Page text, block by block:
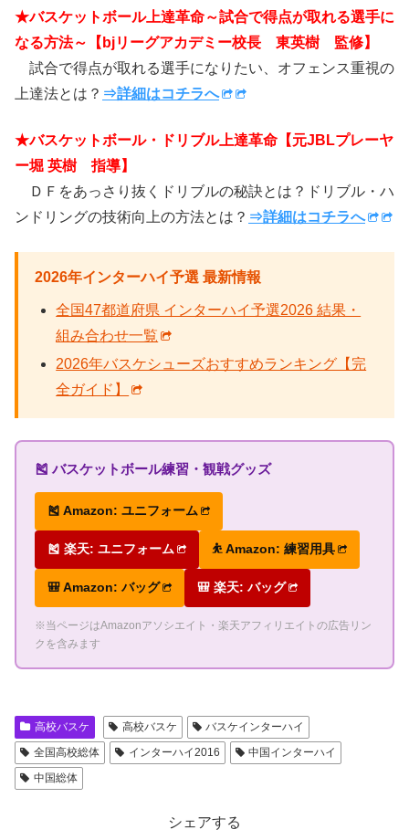
★バスケットボール上達革命～試合で得点が取れる選手に
なる方法～【bjリーグアカデミー校長 東英樹 監修】
試合で得点が取れる選手になりたい、オフェンス重視の
上達法とは？ ⇒詳細はコチラへ
★バスケットボール・ドリブル上達革命【元JBLプレーヤ
ー堀 英樹 指導】
ＤＦをあっさり抜くドリブルの秘訣とは？ドリブル・ハ
ンドリングの技術向上の方法とは？ ⇒詳細はコチラへ
2026年インターハイ予選 最新情報
全国47都道府県 インターハイ予選2026 結果・
組み合わせ一覧
2026年バスケシューズおすすめランキング【完
全ガイド】
🎽 バスケットボール練習・観戦グッズ
🎽 Amazon: ユニフォーム
🎽 楽天: ユニフォーム ⛹ Amazon: 練習用具
🎒 Amazon: バッグ 🎒 楽天: バッグ
※当ページはAmazonアソシエイト・楽天アフィリエイトの広告リン
クを含みます
高校バスケ 高校バスケ
バスケインターハイ
全国高校総体
インターハイ2016
中国インターハイ
中国総体
シェアする